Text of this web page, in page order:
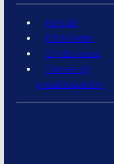
Forside
Elbils index
Om Ev-news
Cookie- og
privatlivspolitik